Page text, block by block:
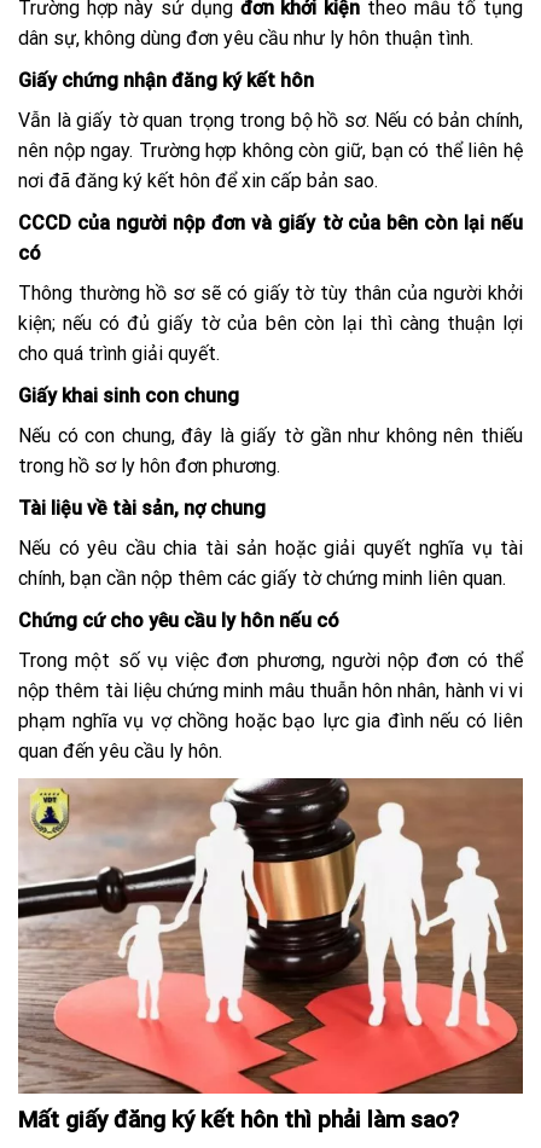
Trường hợp này sử dụng đơn khởi kiện theo mẫu tố tụng
dân sự, không dùng đơn yêu cầu như ly hôn thuận tình.
Giấy chứng nhận đăng ký kết hôn
Vẫn là giấy tờ quan trọng trong bộ hồ sơ. Nếu có bản chính,
nên nộp ngay. Trường hợp không còn giữ, bạn có thể liên hệ
nơi đã đăng ký kết hôn để xin cấp bản sao.
CCCD của người nộp đơn và giấy tờ của bên còn lại nếu
có
Thông thường hồ sơ sẽ có giấy tờ tùy thân của người khởi
kiện; nếu có đủ giấy tờ của bên còn lại thì càng thuận lợi
cho quá trình giải quyết.
Giấy khai sinh con chung
Nếu có con chung, đây là giấy tờ gần như không nên thiếu
trong hồ sơ ly hôn đơn phương.
Tài liệu về tài sản, nợ chung
Nếu có yêu cầu chia tài sản hoặc giải quyết nghĩa vụ tài
chính, bạn cần nộp thêm các giấy tờ chứng minh liên quan.
Chứng cứ cho yêu cầu ly hôn nếu có
Trong một số vụ việc đơn phương, người nộp đơn có thể
nộp thêm tài liệu chứng minh mâu thuẫn hôn nhân, hành vi vi
phạm nghĩa vụ vợ chồng hoặc bạo lực gia đình nếu có liên
quan đến yêu cầu ly hôn.
Mất giấy đăng ký kết hôn thì phải làm sao?